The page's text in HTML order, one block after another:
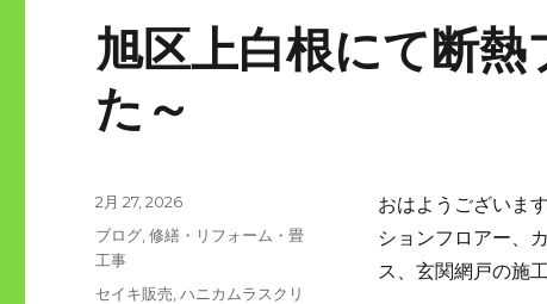
旭区上白根にて断
た～
おはようございま
ションフロアー、
ス、玄関網戸の施
投
稿
日:
2月 27, 2026
カ
テ
ゴ
ブログ ,修繕・リフォーム・畳
工事
タ
セイキ販売 ,ハニカムラスクリ